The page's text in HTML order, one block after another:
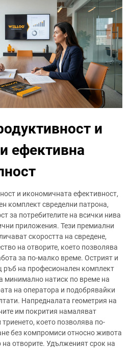
и
ефективна
и икономичната ефективност,
комплект свределни патрона,
за потребителите на всички нива
приложения. Тези премиални
скоростта на свредене,
на отворите, което позволява
за по-малко време. Острият и
на професионален комплект
минимално натиск по време на
на оператора и подобрявайки
Напредналата геометрия на
им покрития намаляват
което позволява по-
без компромиси относно живота
отворите. Удълженият срок на